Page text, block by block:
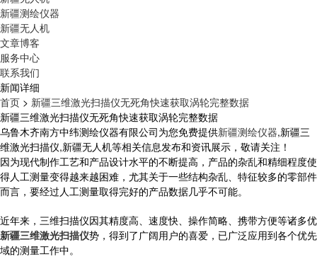
新疆测绘仪器
新疆无人机
文章博客
服务中心
联系我们
新闻详细
首页 > 新疆三维激光扫描仪无死角快速获取涡轮完整数据
新疆三维激光扫描仪无死角快速获取涡轮完整数据
乌鲁木齐南方中纬测绘仪器有限公司为您免费提供新疆测绘仪器,新疆三
维激光扫描仪,新疆无人机等相关信息发布和资讯展示，敬请关注！
因为现代制作工艺和产品设计水平的不断提高，产品的杂乱和精细程度使
得人工测量变得越来越困难，尤其关于一些结构杂乱、特征较多的零部件
而言，要经过人工测量取得完好的产品数据几乎不可能。
近年来，三维扫描仪因其精度高、速度快、操作简略、携带方便等诸多优
新疆三维激光扫描仪势，得到了广阔用户的喜爱，已广泛应用到各个优先
域的测量工作中。